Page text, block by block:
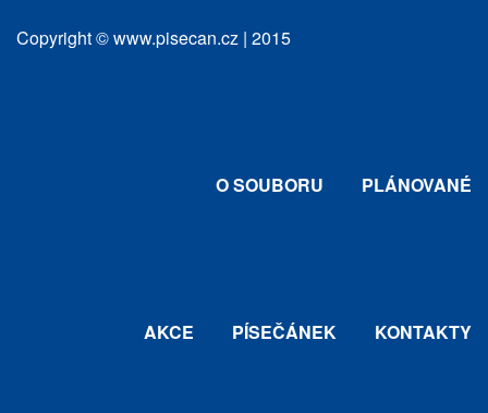
Copyright © www.pisecan.cz | 2015
O SOUBORU PLÁNOVANÉ
AKCE PÍSEČÁNEK KONTAKTY